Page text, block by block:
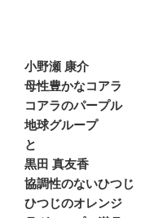
小野瀬 康介
母性豊かなコアラ
コアラのパープル
地球グループ
と
黒田 真友香
協調性のないひつじ
ひつじのオレンジ